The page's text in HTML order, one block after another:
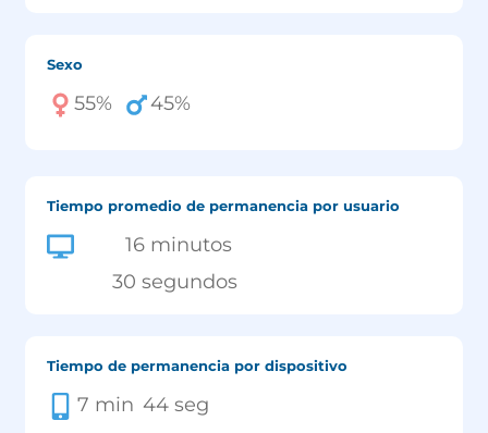
Sexo
55% 45%
Tiempo promedio de permanencia por usuario
16 minutos
30 segundos
Tiempo de permanencia por dispositivo
7 min 44 seg